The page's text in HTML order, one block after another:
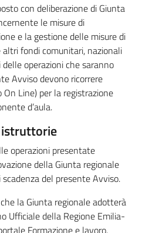
con deliberazione di Giunta
le misure di
e la gestione delle misure di
fondi comunitari, nazionali
operazioni che saranno
Avviso devono ricorrere
On Line) per la registrazione
d’aula.
istruttorie
operazioni presentate
della Giunta regionale
del presente Avviso.
la Giunta regionale adotterà
Ufficiale della Regione Emilia-
Formazione e lavoro.